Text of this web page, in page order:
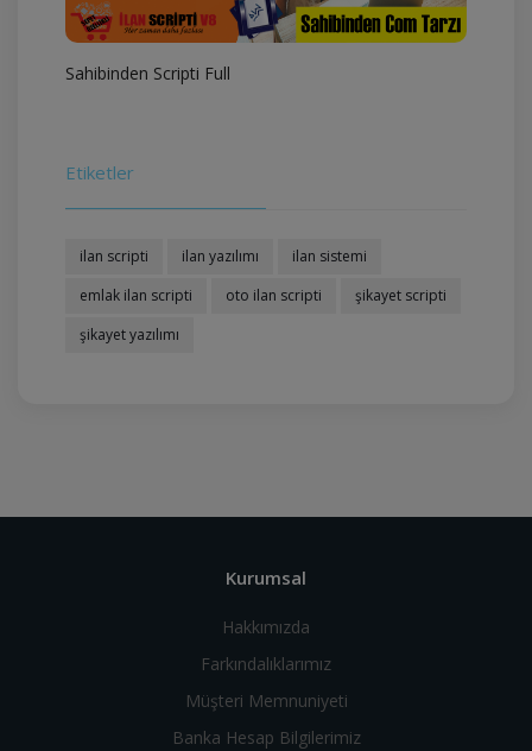
Sahibinden Scripti Full
Etiketler
ilan scripti ilan yazılımı
ilan sistemi
emlak ilan scripti
oto ilan scripti
şikayet scripti
şikayet yazılımı
Kurumsal
Hakkımızda
Farkındalıklarımız
Müşteri Memnuniyeti
Banka Hesap Bilgilerimiz